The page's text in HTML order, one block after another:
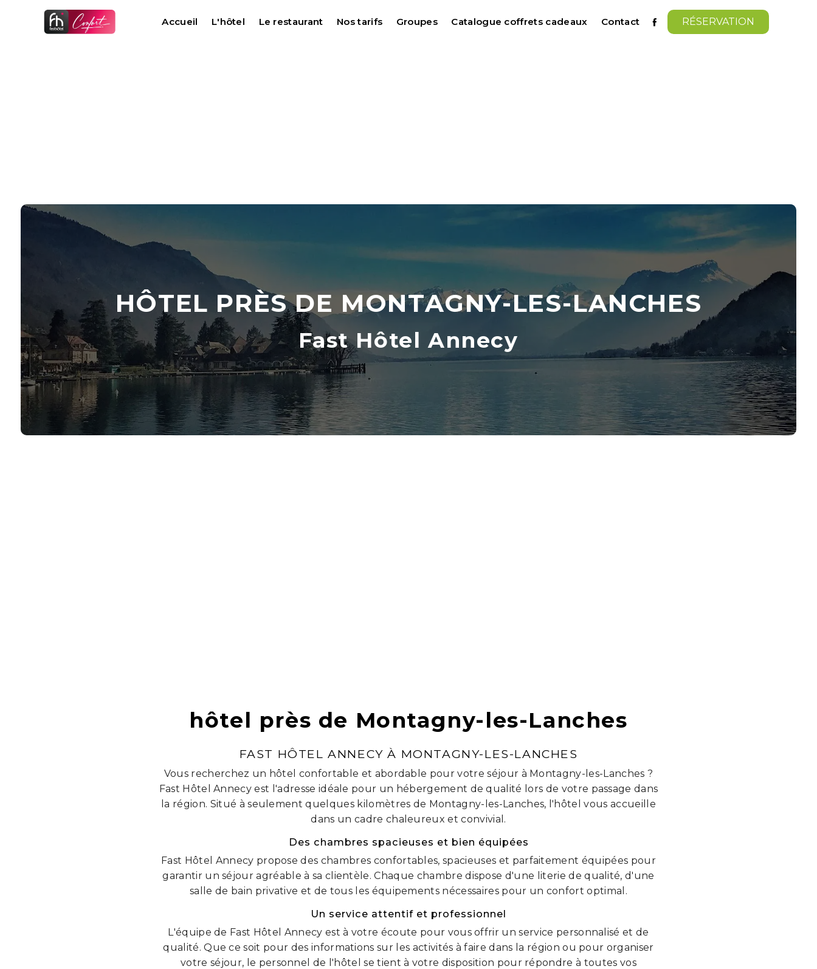
Accueil L'hôtel Le restaurant Nos tarifs Groupes Catalogue coffrets cadeaux Contact RÉSERVATION
HÔTEL PRÈS DE MONTAGNY-LES-LANCHES
Fast Hôtel Annecy
hôtel près de Montagny-les-Lanches
FAST HÔTEL ANNECY À MONTAGNY-LES-LANCHES
Vous recherchez un hôtel confortable et abordable pour votre séjour à Montagny-les-Lanches ?
Fast Hôtel Annecy est l'adresse idéale pour un hébergement de qualité lors de votre passage dans
la région. Situé à seulement quelques kilomètres de Montagny-les-Lanches, l'hôtel vous accueille
dans un cadre chaleureux et convivial.
Des chambres spacieuses et bien équipées
Fast Hôtel Annecy propose des chambres confortables, spacieuses et parfaitement équipées pour
garantir un séjour agréable à sa clientèle. Chaque chambre dispose d'une literie de qualité, d'une
salle de bain privative et de tous les équipements nécessaires pour un confort optimal.
Un service attentif et professionnel
L'équipe de Fast Hôtel Annecy est à votre écoute pour vous offrir un service personnalisé et de
qualité. Que ce soit pour des informations sur les activités à faire dans la région ou pour organiser
votre séjour, le personnel de l'hôtel se tient à votre disposition pour répondre à toutes vos